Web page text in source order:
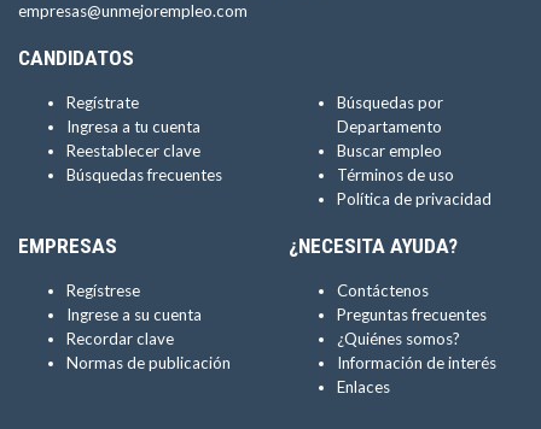
empresas@unmejorempleo.com
CANDIDATOS
Regístrate
Ingresa a tu cuenta
Reestablecer clave
Búsquedas frecuentes
Búsquedas por
Departamento
Buscar empleo
Términos de uso
Política de privacidad
EMPRESAS
Regístrese
Ingrese a su cuenta
Recordar clave
Normas de publicación
¿NECESITA AYUDA?
Contáctenos
Preguntas frecuentes
¿Quiénes somos?
Información de interés
Enlaces